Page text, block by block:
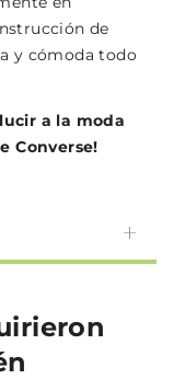
de
y cómoda todo
a la moda
Converse!